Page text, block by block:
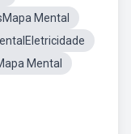
Mental
Mental